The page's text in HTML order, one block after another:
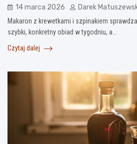
14 marca 2026 Darek
Makaron z krewetkami i szpinakiem
szybki, konkretny obiad w tygodniu, a…
Czytaj dalej